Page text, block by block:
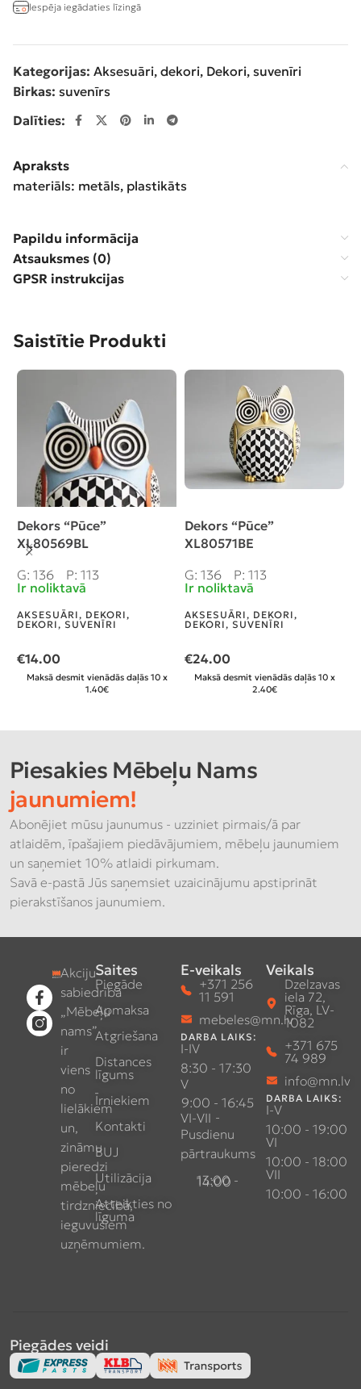
Iespēja iegādaties līzingā
Kategorijas: Aksesuāri, dekori, Dekori, suvenīri
Birkas: suvenīrs
Dalīties:
Apraksts
materiāls: metāls, plastikāts
Papildu informācija
Atsauksmes (0)
GPSR instrukcijas
Saistītie Produkti
Dekors “Pūce”
XL80569BL
G: 136
P: 113
Ir noliktavā
AKSESUĀRI, DEKORI,
DEKORI, SUVENĪRI
€14.00
Maksā desmit vienādās daļās 10 x
1.40€
Dekors “Pūce”
XL80571BE
G: 136
P: 113
Ir noliktavā
AKSESUĀRI, DEKORI,
DEKORI, SUVENĪRI
€24.00
Maksā desmit vienādās daļās 10 x
2.40€
Piesakies Mēbeļu Nams
jaunumiem!
Abonējiet mūsu jaunumus - uzziniet pirmais/ā par
atlaidēm, īpašajiem piedāvājumiem, mēbeļu jaunumiem
un saņemiet 10% atlaidi pirkumam.
Savā e-pastā Jūs saņemsiet uzaicinājumu apstiprināt
pierakstīšanos jaunumiem.
Akciju
sabiedrība
„Mēbeļu
nams”
ir
viens
no
lielākiem
un,
zināmu
pieredzi
mēbeļu
tirdzniecībā,
ieguvušiem
uzņēmumiem.
Saites
Piegāde
Apmaksa
Atgriešana
Distances
līgums
Īrniekiem
Kontakti
BUJ
Utilizācija
Atteikties no
līguma
E-veikals
+371 256
11 591
mebeles@mn.lv
DARBA LAIKS:
I-IV
8:30 - 17:30
V
9:00 - 16:45
VI-VII -
Pusdienu
pārtraukums
13:00 - 14:00
Veikals
Dzelzavas
iela 72,
Rīga, LV-
1082
+371 675
74 989
info@mn.lv
DARBA LAIKS:
I-V
10:00 - 19:00
VI
10:00 - 18:00
VII
10:00 - 16:00
Piegādes veidi